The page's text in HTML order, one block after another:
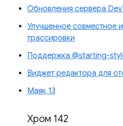
Обновления сервера
Улучшенное совместное
трассировки
Поддержка @starting-
Виджет редактора для
Маяк 13
Хром 142